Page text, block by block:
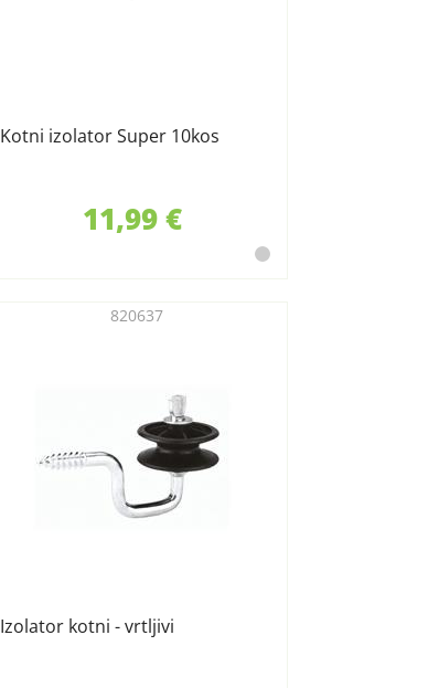
Kotni izolator Super 10kos
11,99 €
Izolator kotni - vrtljivi
820637